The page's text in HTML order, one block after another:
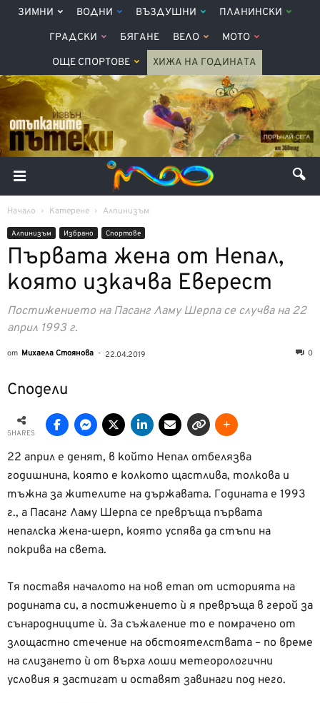
ЗИМНИ ВОДНИ ВЪЗДУШНИ ПЛАНИНСКИ
ГРАДСКИ БЯГАНЕ ВЕЛО МОТО
ОЩЕ СПОРТОВЕ ХИЖА НА ГОДИНАТА
Начало Катерене Алпинизъм
Алпинизъм Избрано Спортове
Първата жена от Непал,
която изкачва Еверест
Постижението на Пасанг Ламу Шерпа се случва на 22
април 1993 г.
от Михаела Стоянова - 22.04.2019 0
Сподели
SHARES
22 април е денят, в който Непал отбелязва
годишнина, която е колкото щастлива, толкова и
тъжна за жителите на държавата. Годината е 1993
г., а Пасанг Ламу Шерпа се превръща първата
непалска жена-шерп, която успява да стъпи на
покрива на света.
Тя поставя началото на нов етап от историята на
родината си, а постижението ѝ я превръща в герой за
сънародниците ѝ. За съжаление то е помрачено от
злощастно стечение на обстоятелствата – по време
на слизането ѝ от върха лоши метеорологични
условия я застигат и оставят завинаги под него.